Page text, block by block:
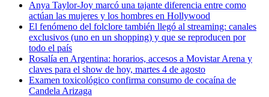
Anya Taylor-Joy marcó una tajante diferencia entre como
actúan las mujeres y los hombres en Hollywood
El fenómeno del folclore también llegó al streaming: canales
exclusivos (uno en un shopping) y que se reproducen por
todo el país
Rosalía en Argentina: horarios, accesos a Movistar Arena y
claves para el show de hoy, martes 4 de agosto
Examen toxicológico confirma consumo de cocaína de
Candela Arizaga